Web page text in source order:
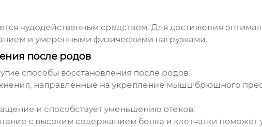
чудодейственным средством. Для достижения
и умеренными физическими нагрузками.
после родов
способы восстановления после родов:
направленные на укрепление мышц брюшного
и способствует уменьшению отеков.
с высоким содержанием белка и клетчатки поможет